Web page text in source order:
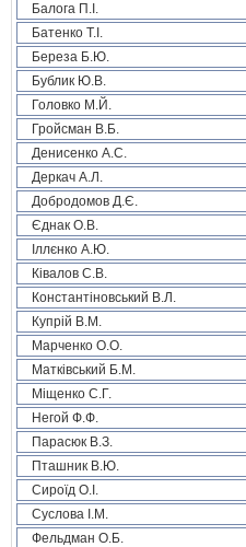
Балога П.І.
Батенко Т.І.
Береза Б.Ю.
Бублик Ю.В.
Головко М.Й.
Гройсман В.Б.
Денисенко А.С.
Деркач А.Л.
Добродомов Д.Є.
Єднак О.В.
Іллєнко А.Ю.
Ківалов С.В.
Константіновський В.Л.
Купрій В.М.
Марченко О.О.
Матківський Б.М.
Міщенко С.Г.
Негой Ф.Ф.
Парасюк В.З.
Пташник В.Ю.
Сироїд О.І.
Суслова І.М.
Фельдман О.Б.